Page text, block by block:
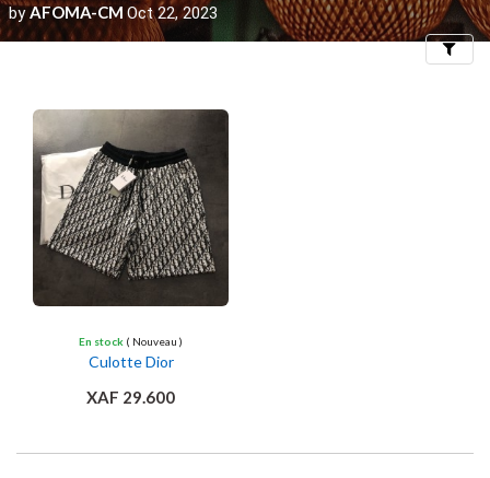
byAFOMA-CM Oct 22, 2023
Filters
En stock ( Nouveau )
Culotte Dior
XAF 29.600